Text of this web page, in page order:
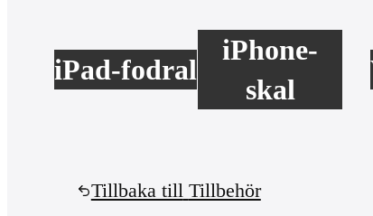
iPad-fodral
iPhone-
skal
Tillbaka till Tillbehör